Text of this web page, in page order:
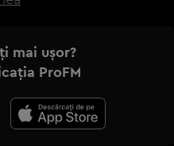
mai ușor?
ProFM